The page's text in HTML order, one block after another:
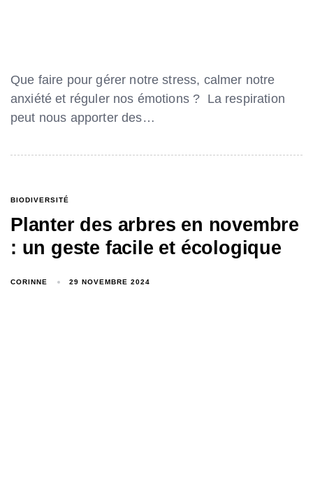
Que faire pour gérer notre stress, calmer notre
anxiété et réguler nos émotions ? La respiration
peut nous apporter des…
BIODIVERSITÉ
Planter des arbres en novembre
: un geste facile et écologique
CORINNE 29 NOVEMBRE 2024